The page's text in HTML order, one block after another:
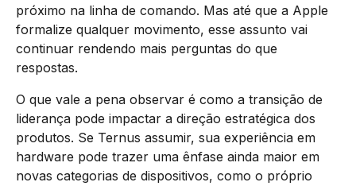
próximo na linha de comando. Mas até que a Apple
formalize qualquer movimento, esse assunto vai
continuar rendendo mais perguntas do que
respostas.
O que vale a pena observar é como a transição de
liderança pode impactar a direção estratégica dos
produtos. Se Ternus assumir, sua experiência em
hardware pode trazer uma ênfase ainda maior em
novas categorias de dispositivos, como o próprio